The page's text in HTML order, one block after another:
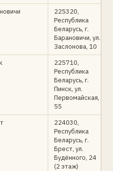
225320,
Республика
Беларусь, г.
Барановичи, ул.
Заслонова, 10
225710,
Республика
Беларусь, г.
Пинск, ул.
Первомайская,
55
224030,
Республика
Беларусь, г.
Брест, ул.
Будённого, 24
(2 этаж)